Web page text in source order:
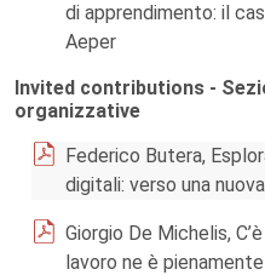
di apprendimento: il
Aeper
Invited contributions -
organizzative
Federico Butera,
digitali: verso una
Giorgio De Michelis,
lavoro ne è